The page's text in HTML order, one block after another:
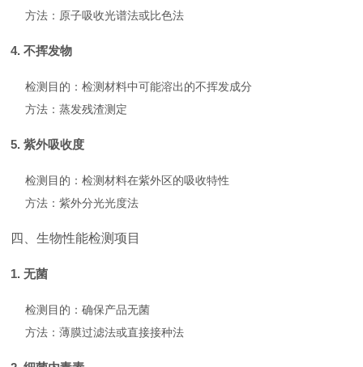
方法：原子吸收光谱法或比色法
4. 不挥发物
检测目的：检测材料中可能溶出的不挥发成分
方法：蒸发残渣测定
5. 紫外吸收度
检测目的：检测材料在紫外区的吸收特性
方法：紫外分光光度法
四、生物性能检测项目
1. 无菌
检测目的：确保产品无菌
方法：薄膜过滤法或直接接种法